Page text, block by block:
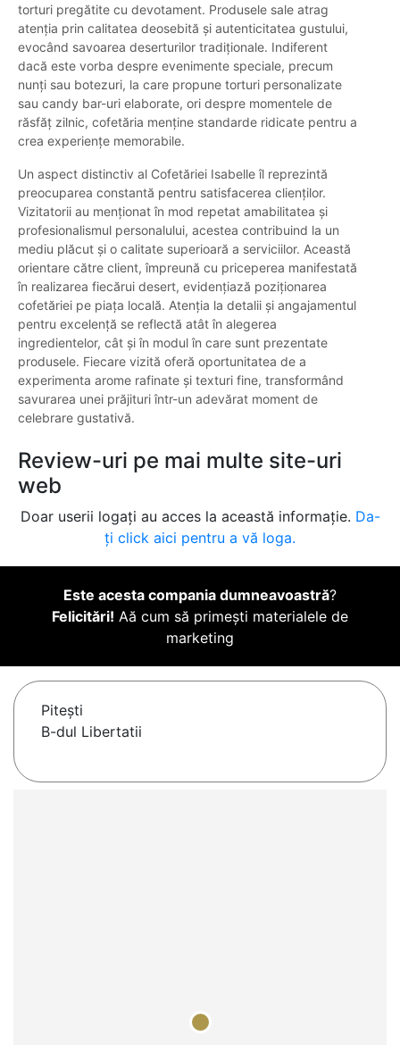
torturi pregătite cu devotament. Produsele sale atrag
atenția prin calitatea deosebită și autenticitatea gustului,
evocând savoarea deserturilor tradiționale. Indiferent
dacă este vorba despre evenimente speciale, precum
nunți sau botezuri, la care propune torturi personalizate
sau candy bar-uri elaborate, ori despre momentele de
răsfăț zilnic, cofetăria menține standarde ridicate pentru a
crea experiențe memorabile.
Un aspect distinctiv al Cofetăriei Isabelle îl reprezintă
preocuparea constantă pentru satisfacerea clienților.
Vizitatorii au menționat în mod repetat amabilitatea și
profesionalismul personalului, acestea contribuind la un
mediu plăcut și o calitate superioară a serviciilor. Această
orientare către client, împreună cu priceperea manifestată
în realizarea fiecărui desert, evidențiază poziționarea
cofetăriei pe piața locală. Atenția la detalii și angajamentul
pentru excelență se reflectă atât în alegerea
ingredientelor, cât și în modul în care sunt prezentate
produsele. Fiecare vizită oferă oportunitatea de a
experimenta arome rafinate și texturi fine, transformând
savurarea unei prăjituri într-un adevărat moment de
celebrare gustativă.
Review-uri pe mai multe site-uri
web
Doar userii logați au acces la această informație. Da-
ți click aici pentru a vă loga.
Este acesta compania dumneavoastră?
Felicitări! Aă cum să primești materialele de
marketing
Piteşti
B-dul Libertatii